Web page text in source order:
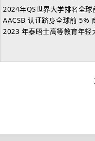
2024年QS世界大学排名全球
AACSB 认证跻身全球前 5%
2023 年泰晤士高等教育年